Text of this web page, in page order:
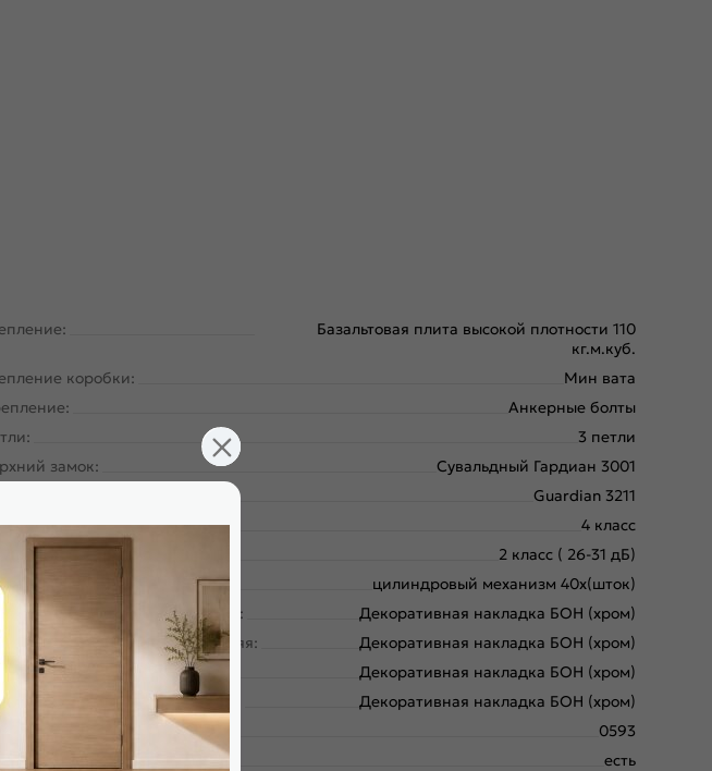
Базальтовая плита высокой плотности 110
кг.м.куб.
коробки:
Мин вата
Анкерные болты
3 петли
замок:
Сувальдный Гардиан 3001
Guardian 3211
замка:
4 класс
шумоизоляции:
2 класс ( 26-31 дБ)
цилиндровый механизм 40х(шток)
цилиндровая наружная:
Декоративная накладка БОН (хром)
цилиндровая внутренняя:
Декоративная накладка БОН (хром)
сувальдная наружная:
Декоративная накладка БОН (хром)
сувальдная внутренняя:
Декоративная накладка БОН (хром)
0593
задвижка:
есть